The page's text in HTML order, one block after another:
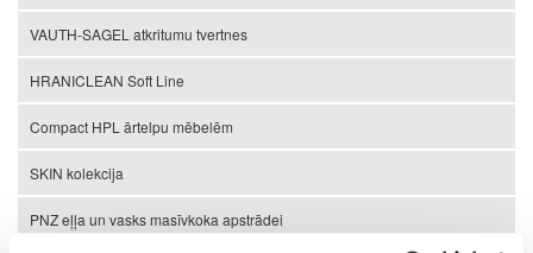
VAUTH-SAGEL atkritumu tvertnes
HRANICLEAN Soft Line
Compact HPL ārtelpu mēbelēm
SKIN kolekcija
PNZ eļļa un vasks masīvkoka apstrādei